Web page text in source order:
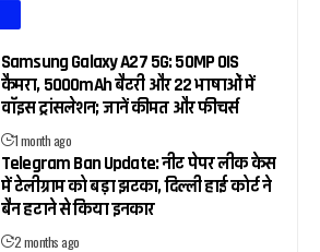
Samsung Galaxy A27 5G: 50MP OIS
कैमरा, 5000mAh बैटरी और 22 भाषाओं में
वॉइस ट्रांसलेशन; जानें कीमत और फीचर्स
1 month ago
Telegram Ban Update: नीट पेपर लीक केस
में टेलीग्राम को बड़ा झटका, दिल्ली हाई कोर्ट ने
बैन हटाने से किया इनकार
2 months ago